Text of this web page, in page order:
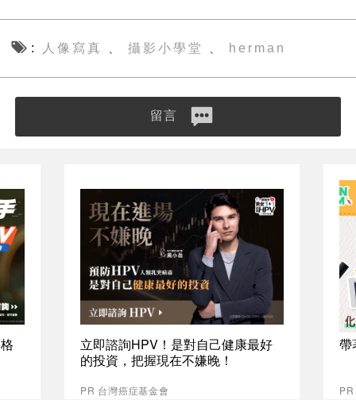
人像寫真 攝影小學堂 herman
留言
立即諮詢HPV！是對自己健康最好
的投資，把握現在不嫌晚！
PR 台灣癌症基金會
帶